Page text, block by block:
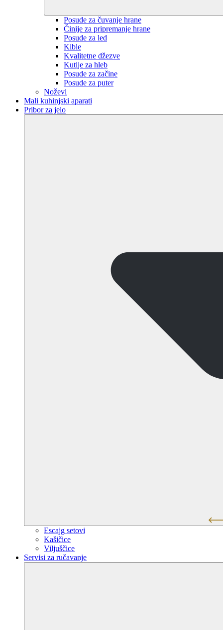
Posude za čuvanje hrane
Činije za pripremanje hrane
Posude za led
Kible
Kvalitetne džezve
Kutije za hleb
Posude za začine
Posude za puter
Noževi
Mali kuhinjski aparati
Pribor za jelo
Escajg setovi
Kašičice
Viljuščice
Servisi za ručavanje